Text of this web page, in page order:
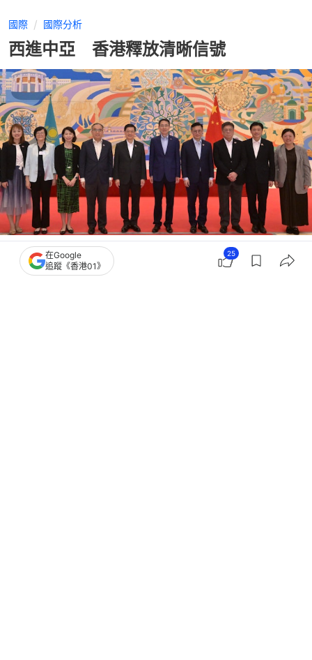
國際 國際分析
西進中亞 香港釋放清晰信號
撰文：外部來稿(國際)
出版： 2026-06-03 22:00
在Google
追蹤《香港01》
25